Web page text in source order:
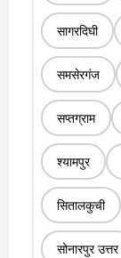
सागरदिघी
समसेरगंज
सप्तग्राम
श्यामपुर
सितालकुची
सोनारपुर उत्तर